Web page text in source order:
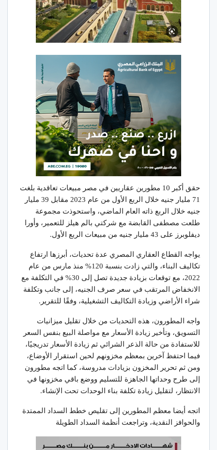
حقق أكبر 10 مطورين عقاريين في مصر مبيعات تعاقدية بلغت
71 مليار جنيه خلال الربع الأول من عام 2023 مقابل 39 مليار
جنيه خلال الربع ذاته العام الماضي، واستحوذت مجموعة
طلعت مصطفى القابضة مع شركتي بالم هيلز للتعمير، وأورا
ديفلوبرز على 43 مليار جنيه من مبيعات الربع الأول.
يواجه القطاع العقاري المصري عدة تحديات، أبرزها ارتفاع
تكاليف البناء، والتي زادت بنسبة 120% منذ مارس من عام
2022، مع توقعات بزيادة جديدة تصل إلى 30% في التكلفة مع
الانخفاض المرتقب في سعر صرف الجنيه، إلى جانب وتكلفة
شراء الأراضي وزيادة التكاليف التشغيلية، وفقًا للتقرير.
واجه المطورون، هذه التحديات من خلال تقليل ميزانيات
التسويق، وتأخير زيادة الأسعار مع مواصلة البيع بنفس السعر
للاستفادة من حالة الذعر الشرائي ثم زيادة الأسعار تدريجيًا،
فيما احتفظ آخرين بمعظم مخزونهم لحين استقرار الأوضاع،
ومن ثم تحرير المخزون بزيادات مدروسة، كما اتجه مطورون
إلى طرح وحداتها الجاهزة للتسليم ووضع باقي مخزونها في
الانتظار، لتقليل زيادة تكلفة بناء الوحدات تحت الإنشاء.
اتجه أيضا معظم المطورين إلى تقليص خطط السداد الممتدة
والحوافز النقدية، وتراجعت أنظمة السداد الطويلة